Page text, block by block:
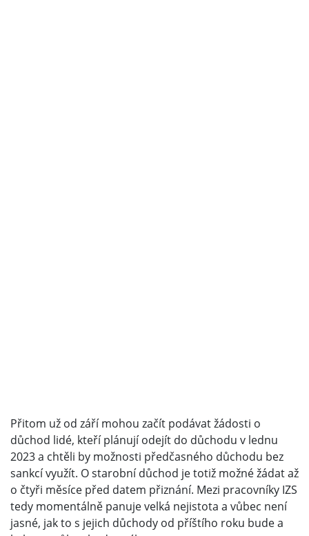
Přitom už od září mohou začít podávat žádosti o
důchod lidé, kteří plánují odejít do důchodu v lednu
2023 a chtěli by možnosti předčasného důchodu bez
sankcí využít. O starobní důchod je totiž možné žádat až
o čtyři měsíce před datem přiznání. Mezi pracovníky IZS
tedy momentálně panuje velká nejistota a vůbec není
jasné, jak to s jejich důchody od příštího roku bude a